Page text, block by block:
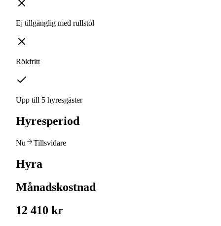
Ej tillgänglig med rullstol
Rökfritt
Upp till 5 hyresgäster
Hyresperiod
Nu Tillsvidare
Hyra
Månadskostnad
12 410 kr